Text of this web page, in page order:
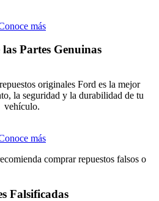
más
Partes Genuinas
originales Ford es la mejor
la seguridad y la durabilidad de tu
vehículo.
más
Falsificadas